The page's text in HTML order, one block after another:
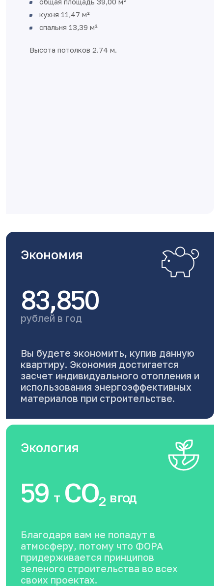
для встречи гостей и семейных вечеров
Отдельная спальня – свое приватное
пространство
место для стиральной машины
Экономия
83,850
рублей в год
Вы будете экономить, купив данную
квартиру. Экономия достигается
засчет индивидуального отопления и
использования энергоэффективных
материалов при строительстве.
Экология
59 тCO2 в год
Благодаря вам не попадут в
атмосферу, потому что ФОРА
придерживается принципов
зеленого строительства во всех
своих проектах.